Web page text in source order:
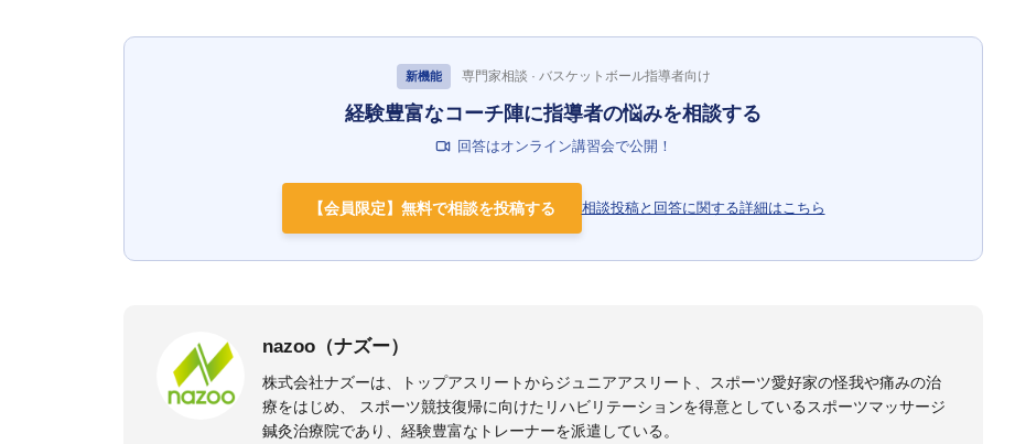
新機能 専門家相談 · バスケットボール指導者向け
経験豊富なコーチ陣に指導者の悩みを相談する
回答はオンライン講習会で公開！
【会員限定】無料で相談を投稿する 相談投稿と回答に関する詳細はこちら
nazoo（ナズー）
株式会社ナズーは、トップアスリートからジュニアアスリート、スポーツ愛好家の怪我や痛みの治
療をはじめ、 スポーツ競技復帰に向けたリハビリテーションを得意としているスポーツマッサージ
鍼灸治療院であり、経験豊富なトレーナーを派遣している。